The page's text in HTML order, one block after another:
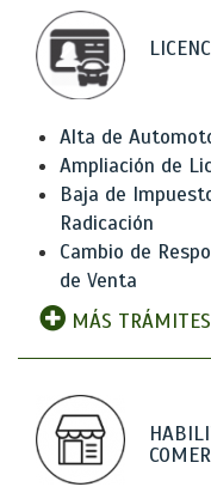
Alta de
Ampliación de
Baja de
Radicación
Cambio de
de Venta
MÁS TRÁMITES